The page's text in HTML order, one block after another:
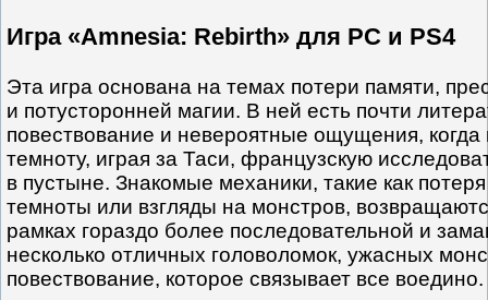
Игра «Amnesia: Rebirth» для PC и PS4
Эта игра основана на темах потери памяти,
и потусторонней магии. В ней есть почти
повествование и невероятные ощущения, когда
темноту, играя за Таси, французскую
в пустыне. Знакомые механики, такие как
темноты или взгляды на монстров,
рамках гораздо более последовательной и
несколько отличных головоломок, ужасных
повествование, которое связывает все воедино.